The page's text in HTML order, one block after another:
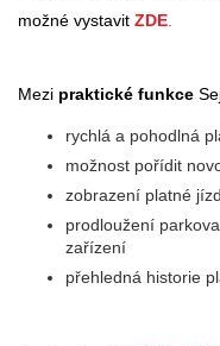
možné vystavit ZDE
Mezi praktické funkce
rychlá a pohodlná
možnost pořídit
zobrazení platné
prodloužení
zařízení
přehledná historie